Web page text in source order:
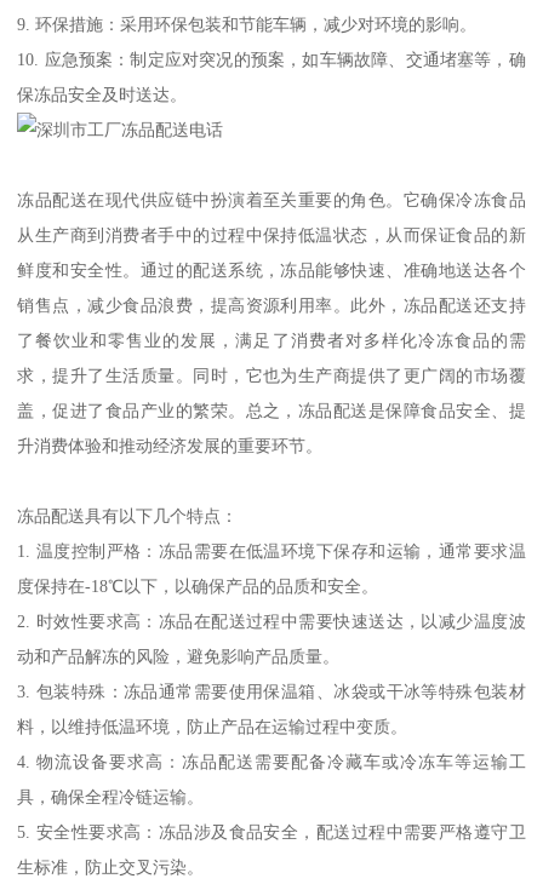
9. 环保措施：采用环保包装和节能车辆，减少对环境的影响。
10. 应急预案：制定应对突况的预案，如车辆故障、交通堵塞等，确
保冻品安全及时送达。
冻品配送在现代供应链中扮演着至关重要的角色。它确保冷冻食品
从生产商到消费者手中的过程中保持低温状态，从而保证食品的新
鲜度和安全性。通过的配送系统，冻品能够快速、准确地送达各个
销售点，减少食品浪费，提高资源利用率。此外，冻品配送还支持
了餐饮业和零售业的发展，满足了消费者对多样化冷冻食品的需
求，提升了生活质量。同时，它也为生产商提供了更广阔的市场覆
盖，促进了食品产业的繁荣。总之，冻品配送是保障食品安全、提
升消费体验和推动经济发展的重要环节。
冻品配送具有以下几个特点：
1. 温度控制严格：冻品需要在低温环境下保存和运输，通常要求温
度保持在-18℃以下，以确保产品的品质和安全。
2. 时效性要求高：冻品在配送过程中需要快速送达，以减少温度波
动和产品解冻的风险，避免影响产品质量。
3. 包装特殊：冻品通常需要使用保温箱、冰袋或干冰等特殊包装材
料，以维持低温环境，防止产品在运输过程中变质。
4. 物流设备要求高：冻品配送需要配备冷藏车或冷冻车等运输工
具，确保全程冷链运输。
5. 安全性要求高：冻品涉及食品安全，配送过程中需要严格遵守卫
生标准，防止交叉污染。